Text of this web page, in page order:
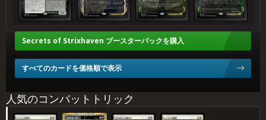
Secrets of Strixhaven ブースターパックを購入
すべてのカードを価格順で表示
人気のコンバットトリック
アジャニの反(はん)応(のう)災(さい)厄(やく)の追(お)い返(かえ)し己(おのれ)の為(ため)に立(た)ち向(む)かえ
レイピアの機(き)知(ち)